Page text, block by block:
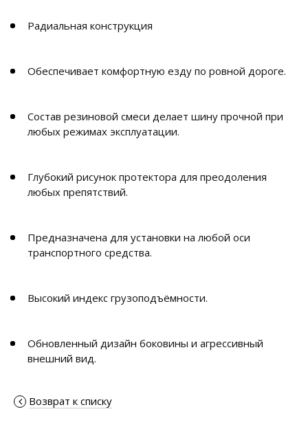
Радиальная конструкция
Обеспечивает комфортную езду по ровной дороге.
Состав резиновой смеси делает шину прочной при
любых режимах эксплуатации.
Глубокий рисунок протектора для преодоления
любых препятствий.
Предназначена для установки на любой оси
транспортного средства.
Высокий индекс грузоподъёмности.
Обновленный дизайн боковины и агрессивный
внешний вид.
Возврат к списку